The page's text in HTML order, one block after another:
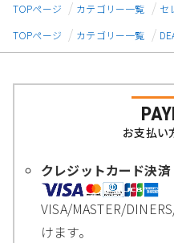
TOPページ
カテゴリー一覧 セ
TOPページ
カテゴリー一覧
お支払い
クレジットカード決済
VISA/MASTER/
けます。